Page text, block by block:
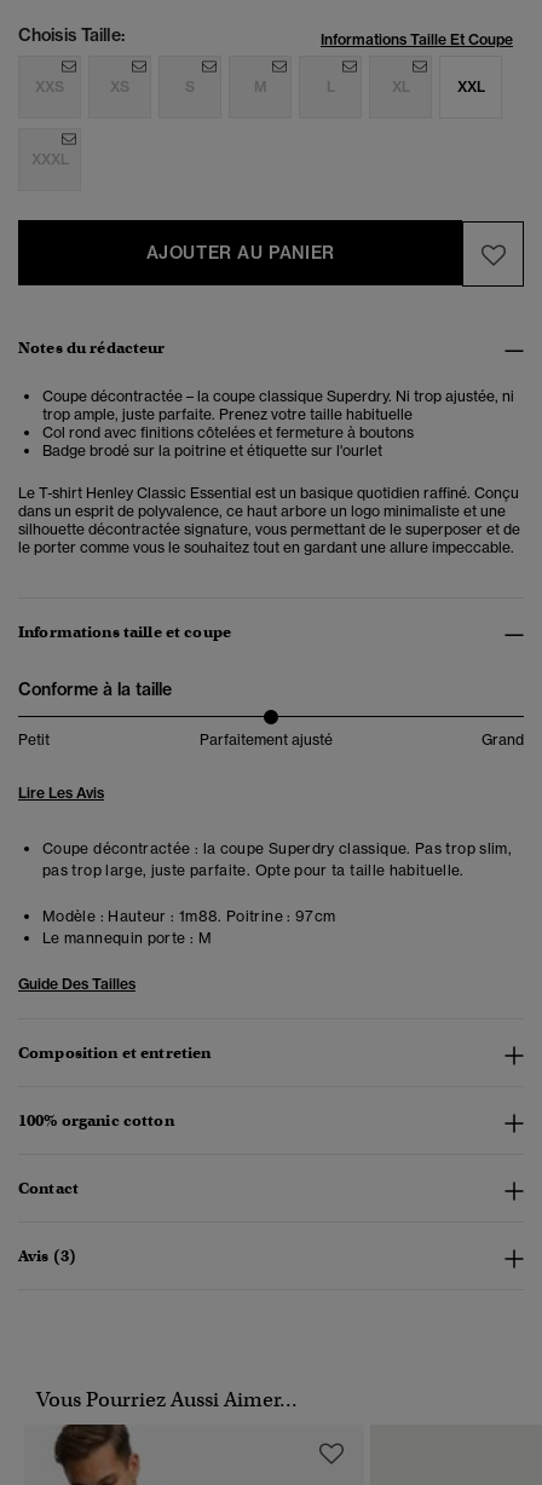
Choisis Taille: Informations Taille Et Coupe
XXS XS S M L XL XXL
XXXL
AJOUTER AU PANIER
Notes du rédacteur
Coupe décontractée – la coupe classique Superdry. Ni trop ajustée, ni
trop ample, juste parfaite. Prenez votre taille habituelle
Col rond avec finitions côtelées et fermeture à boutons
Badge brodé sur la poitrine et étiquette sur l'ourlet
Le T-shirt Henley Classic Essential est un basique quotidien raffiné. Conçu
dans un esprit de polyvalence, ce haut arbore un logo minimaliste et une
silhouette décontractée signature, vous permettant de le superposer et de
le porter comme vous le souhaitez tout en gardant une allure impeccable.
Informations taille et coupe
Conforme à la taille
Petit Parfaitement ajusté Grand
Lire Les Avis
Coupe décontractée : la coupe Superdry classique. Pas trop slim,
pas trop large, juste parfaite. Opte pour ta taille habituelle.
Modèle : Hauteur : 1m88. Poitrine : 97cm
Le mannequin porte : M
Guide Des Tailles
Composition et entretien
100% organic cotton
Contact
Avis (3)
Vous Pourriez Aussi Aimer...